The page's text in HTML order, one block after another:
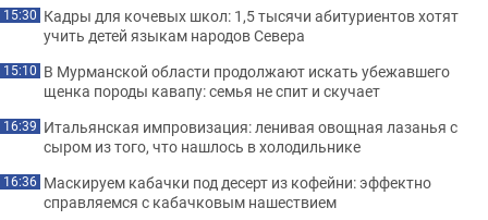
15:30 Кадры для кочевых школ: 1,5 тысячи абитуриентов хотят
учить детей языкам народов Севера
15:10 В Мурманской области продолжают искать убежавшего
щенка породы кавапу: семья не спит и скучает
16:39 Итальянская импровизация: ленивая овощная лазанья с
сыром из того, что нашлось в холодильнике
16:36 Маскируем кабачки под десерт из кофейни: эффектно
справляемся с кабачковым нашествием